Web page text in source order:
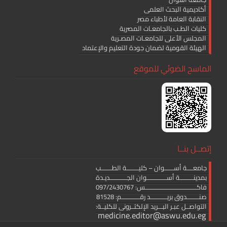
أكاديمية البحث العلمى
النقابة العامة لأطباء مصر
كليات الطـب بالجامعـات المصرية
المجلس الأعلى للجامعـات المصـرية
الهيئة القومية لضمان جودة التعليم والإعتماد
الماسح الضوئي للموقع
إتصــل بنــا
جامعــــة أســــــوان – كليــــــــة الطـــــــب
بمدينـــــــــة أســـــــــــــوان الجـــــــــــديـدة
فاكــــــــــــــــــــــــــــــــــس: 097/2430767
صنــــــــدوق بريـــــــــــد رقــــــــــــم: 81528
التواصــل عبـر البـــريد الإلكتــرونى للكليــة:
medicine.editor@aswu.edu.eg